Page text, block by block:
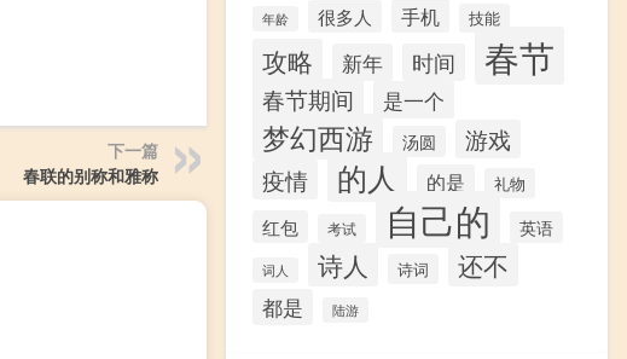
下一篇
春联的别称和雅称
年龄 很多人 手机 技能
攻略 新年 时间 春节
春节期间 是一个
梦幻西游 汤圆 游戏
疫情 的人 的是 礼物
红包 考试 自己的 英语
词人 诗人 诗词 还不
都是 陆游